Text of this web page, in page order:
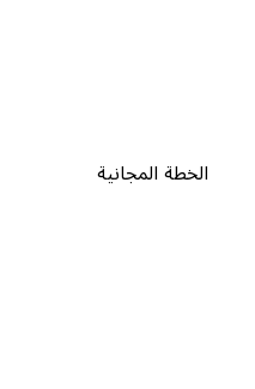
الخطة المجانية